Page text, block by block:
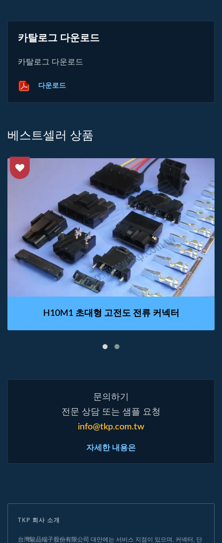
카탈로그 다운로드
카탈로그 다운로드
다운로드
베스트셀러 상품
H10M1 초대형 고전도 전류 커넥터
문의하기
전문 상담 또는 샘플 요청
info@tkp.com.tw
자세한 내용은
TKP 회사 소개
台灣駿品端子股份有限公司 대만에는 서비스 지점이 있으며, 커넥터, 단